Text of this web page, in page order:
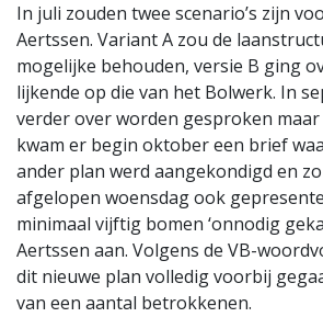
In juli zouden twee scenario’s zijn
Aertssen. Variant A zou de
mogelijke behouden, versie B ging
lijkende op die van het Bolwerk. In
verder over worden gesproken
kwam er begin oktober een brief
ander plan werd aangekondigd en
afgelopen woensdag ook
minimaal vijftig bomen ‘onnodig
Aertssen aan. Volgens de VB-
dit nieuwe plan volledig voorbij
van een aantal betrokkenen.